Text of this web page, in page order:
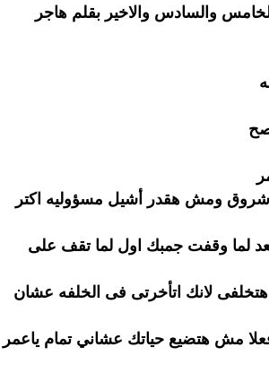
والسادس والاخير بقلم هاجر
ومش هقدر أشيل مسؤوليه اكتر
لما وقفت جمبك اول لما تقف على
لانك اتأخرتى فى الخلفه عشان
مش هتضيع حياتك عشاني تمام ياعمر